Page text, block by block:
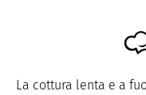
La cottura lenta e a